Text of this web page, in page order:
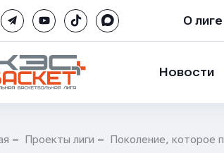
О лиге
Новости
Проекты лиги Поколение, которое